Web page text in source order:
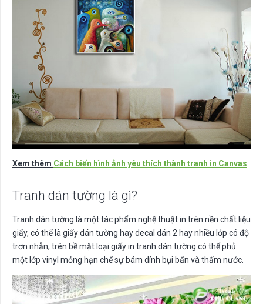
Xem thêm Cách biến hình ảnh yêu thích thành tranh in Canvas
Tranh dán tường là gì?
Tranh dán tường là một tác phẩm nghệ thuật in trên nền chất liệu
giấy, có thể là giấy dán tường hay decal dán 2 hay nhiều lớp có độ
trơn nhẵn, trên bề mặt loại giấy in tranh dán tường có thể phủ
một lớp vinyl mỏng hạn chế sự bám dính bụi bẩn và thấm nước.